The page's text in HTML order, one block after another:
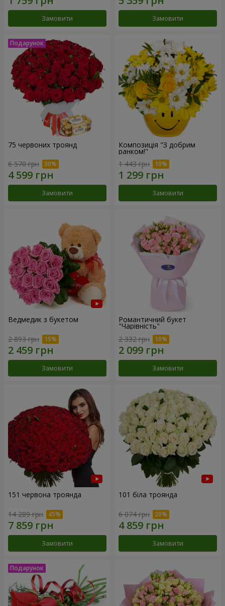
Замовити Замовити
75 червоних троянд
6 570 грн
Замовити
Композиція "З добрим
ранком!"
1 443 грн
Замовити
Ведмедик з букетом
2 893 грн
Замовити
Романтичний букет
"Чарівність"
2 332 грн
Замовити
151 червона троянда
14 289 грн
Замовити
101 біла троянда
6 074 грн
Замовити